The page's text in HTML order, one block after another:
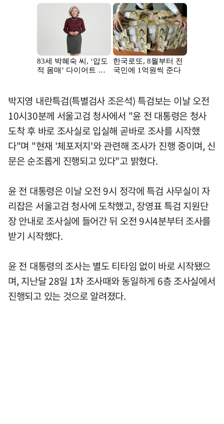
박지영 내란특검(특별검사 조은석) 특검보는 이날 오전
10시30분께 서울고검 청사에서 "윤 전 대통령은 청사
도착 후 바로 조사실로 입실해 곧바로 조사를 시작했
다"며 "현재 '체포저지'와 관련해 조사가 진행 중이며, 신
문은 순조롭게 진행되고 있다"고 밝혔다.
윤 전 대통령은 이날 오전 9시 정각에 특검 사무실이 자
리잡은 서울고검 청사에 도착했고, 장영표 특검 지원단
장 안내로 조사실에 들어간 뒤 오전 9시4분부터 조사를
받기 시작했다.
윤 전 대통령의 조사는 별도 티타임 없이 바로 시작됐으
며, 지난달 28일 1차 조사때와 동일하게 6층 조사실에서
진행되고 있는 것으로 알려졌다.